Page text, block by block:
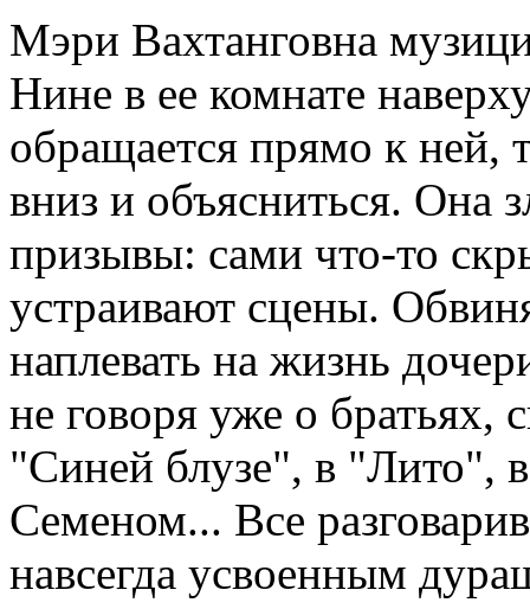
Мэри Вахтанговна
Нине в ее комнате
обращается прямо к ней,
вниз и объясниться. Она
призывы: сами что-то
устраивают сцены.
наплевать на жизнь
не говоря уже о братьях,
"Синей блузе", в "Лито",
Семеном... Все
навсегда усвоенным